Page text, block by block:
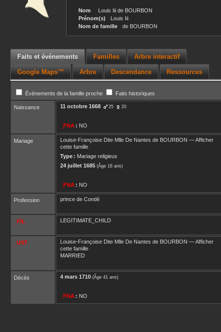
Nom Louis Iii de BOURBON
Prénom(s)
Louis Iii
Nom de famille
de BOURBON
Faits et événements Familles Arbre interactif
Google Maps™ Arbre Descendance Ressources
Événements de la famille proche Faits historiques
Naissance 11 octobre 1668 25 20
_FNA : NO
Mariage Louise-Françoise Dite Mlle De Nantes de BOURBON —Afficher
cette famille
Type : Mariage religieux
24 juillet 1685 (Âge 16 ans)
_FNA : NO
Profession prince de Condé
_FIL LEGITIMATE_CHILD
_UST Louise-Françoise Dite Mlle De Nantes de BOURBON —Afficher
cette famille
MARRIED
Décès 4 mars 1710 (Âge 41 ans)
_FNA : NO